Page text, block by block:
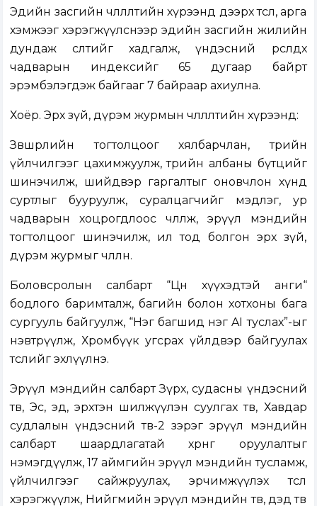
Эдийн засгийн чөлөөлөлтийн хүрээнд дээрх төсөл, арга
хэмжээг хэрэгжүүлснээр эдийн засгийн жилийн
дундаж өсөлтийг хадгалж, үндэсний өрсөлдөх
чадварын индексийг 65 дугаар байрт
эрэмбэлэгдэж байгааг 7 байраар ахиулна.
Хоёр. Эрх зүй, дүрэм журмын чөлөөлөлтийн хүрээнд:
Зөвшөөрлийн тогтолцоог хялбарчлан, төрийн
үйлчилгээг цахимжуулж, төрийн албаны бүтцийг
шинэчилж, шийдвэр гаргалтыг оновчлон хүнд
суртлыг бууруулж, суралцагчийг мэдлэг, ур
чадварын хоцрогдлоос чөлөөлж, эрүүл мэндийн
тогтолцоог шинэчилж, ил тод болгон эрх зүй,
дүрэм журмыг чөлөөлнө.
Боловсролын салбарт “Цөөн хүүхэдтэй анги“
бодлого баримталж, багийн болон хотхоны бага
сургууль байгуулж, “Нэг багшид нэг AI туслах”-ыг
нэвтрүүлж, Хромбүүк угсрах үйлдвэр байгуулах
төслийг эхлүүлнэ.
Эрүүл мэндийн салбарт Зүрх, судасны үндэсний
төв, Эс, эд, эрхтэн шилжүүлэн суулгах төв, Хавдар
судлалын үндэсний төв-2 зэрэг эрүүл мэндийн
салбарт шаардлагатай хөрөнгө оруулалтыг
нэмэгдүүлж, 17 аймгийн эрүүл мэндийн тусламж,
үйлчилгээг сайжруулах, эрчимжүүлэх төсөл
хэрэгжүүлж, Нийгмийн эрүүл мэндийн төв, дэд төв